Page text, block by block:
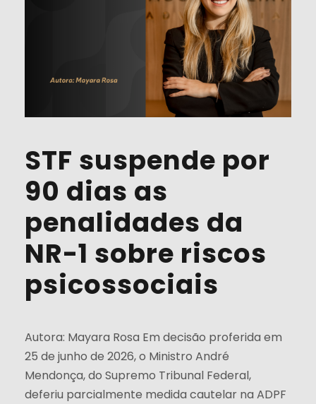
STF suspende por
90 dias as
penalidades da
NR-1 sobre riscos
psicossociais
Autora: Mayara Rosa Em decisão proferida em
25 de junho de 2026, o Ministro André
Mendonça, do Supremo Tribunal Federal,
deferiu parcialmente medida cautelar na ADPF